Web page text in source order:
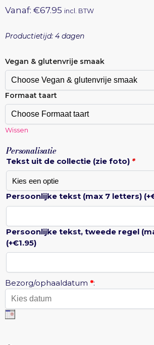
Vanaf: €67.95 incl. BTW
Productietijd: 4 dagen
Vegan & glutenvrije smaak
Formaat taart
Wissen
Personalisatie
Tekst uit de collectie (zie foto) *
Persoonlijke tekst (max 7 letters) (+
Persoonlijke tekst, tweede regel
(+€1.95)
Bezorg/ophaaldatum *: